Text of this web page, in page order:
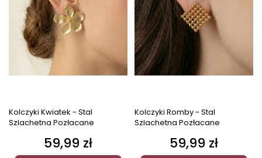
Kolczyki Kwiatek - Stal
Szlachetna Pozłacane
Cena
59,99 zł
Kolczyki Romby - Stal
Szlachetna Pozłacane
Cena
59,99 zł